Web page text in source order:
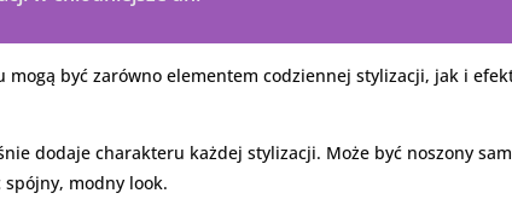
mogą być zarówno elementem codziennej stylizacji, jak i
dodaje charakteru każdej stylizacji. Może być noszony
modny look.